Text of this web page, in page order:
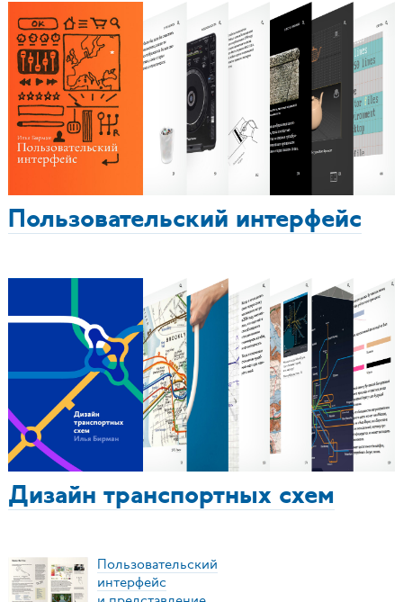
Пользовательский интерфейс
Дизайн транспортных схем
Пользовательский
интерфейс